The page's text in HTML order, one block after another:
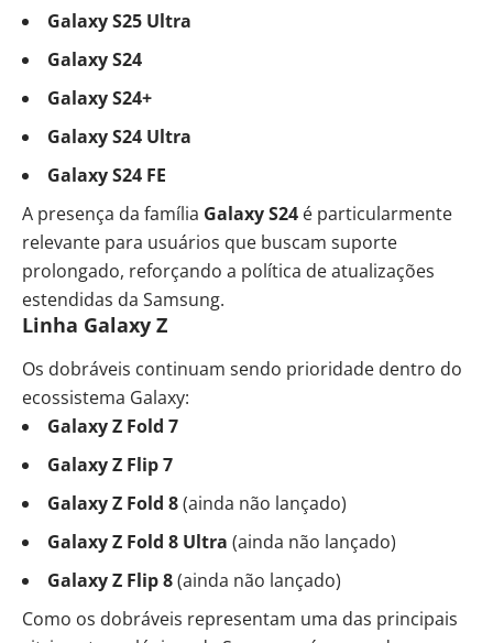
Galaxy S25 Ultra
Galaxy S24
Galaxy S24+
Galaxy S24 Ultra
Galaxy S24 FE
A presença da família Galaxy S24 é particularmente
relevante para usuários que buscam suporte
prolongado, reforçando a política de atualizações
estendidas da Samsung.
Linha Galaxy Z
Os dobráveis continuam sendo prioridade dentro do
ecossistema Galaxy:
Galaxy Z Fold 7
Galaxy Z Flip 7
Galaxy Z Fold 8(ainda não lançado)
Galaxy Z Fold 8 Ultra (ainda não lançado)
Galaxy Z Flip 8(ainda não lançado)
Como os dobráveis representam uma das principais